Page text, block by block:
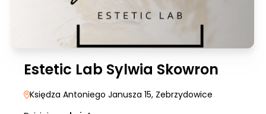
Estetic Lab Sylwia Skowron
Księdza Antoniego Janusza 15, Zebrzydowice